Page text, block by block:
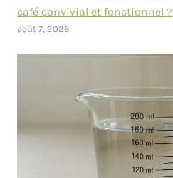
café convivial et fonctionnel ?
août 7, 2026